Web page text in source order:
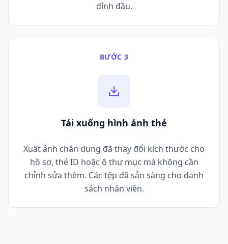
đỉnh đầu.
BƯỚC 3
Tải xuống hình ảnh thẻ
Xuất ảnh chân dung đã thay đổi kích thước cho
hồ sơ, thẻ ID hoặc ô thư mục mà không cần
chỉnh sửa thêm. Các tệp đã sẵn sàng cho danh
sách nhân viên.